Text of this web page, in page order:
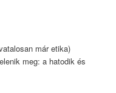
már etika)
meg: a hatodik és